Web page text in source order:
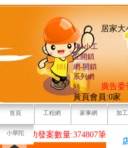
101小工
匠開鎖
網-開鎖
系列網
站
居家
廣告委
黃頁會員:0
首頁 工程網 家事網 加
小華陀
目前已成功發案數量:374807筆